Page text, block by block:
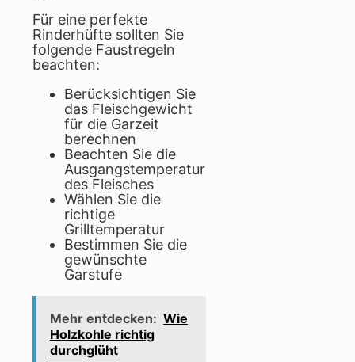
Für eine perfekte
Rinderhüfte sollten Sie
folgende Faustregeln
beachten:
Berücksichtigen Sie
das Fleischgewicht
für die Garzeit
berechnen
Beachten Sie die
Ausgangstemperatur
des Fleisches
Wählen Sie die
richtige
Grilltemperatur
Bestimmen Sie die
gewünschte
Garstufe
Mehr entdecken: Wie
Holzkohle richtig
durchglüht